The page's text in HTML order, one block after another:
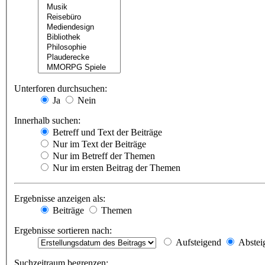
Unterforen durchsuchen:
Ja
Nein
Innerhalb suchen:
Betreff und Text der Beiträge
Nur im Text der Beiträge
Nur im Betreff der Themen
Nur im ersten Beitrag der Themen
Ergebnisse anzeigen als:
Beiträge
Themen
Ergebnisse sortieren nach:
Aufsteigend
Suchzeitraum begrenzen: